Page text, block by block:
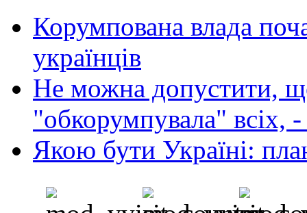
Корумпована влада
українців
Не можна допустити,
"обкорумпувала" всіх,
Якою бути Україні: